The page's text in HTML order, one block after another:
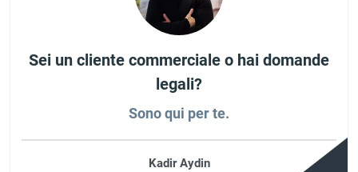
Sei un cliente commerciale o hai domande
legali?
Sono qui per te.
Kadir Aydin